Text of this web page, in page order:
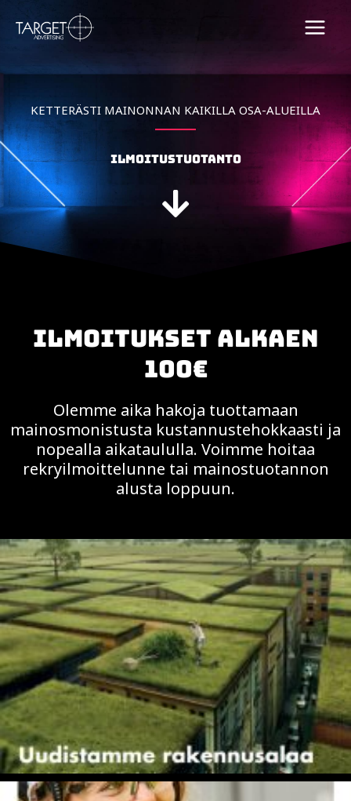
KETTERÄSTI MAINONNAN KAIKILLA OSA-ALUEILLA
ILMOITUSTUOTANTO
ILMOITUKSET ALKAEN
100€
Olemme aika hakoja tuottamaan
mainosmonistusta kustannustehokkaasti ja
nopealla aikataululla. Voimme hoitaa
rekryilmoittelunne tai mainostuotannon
alusta loppuun.